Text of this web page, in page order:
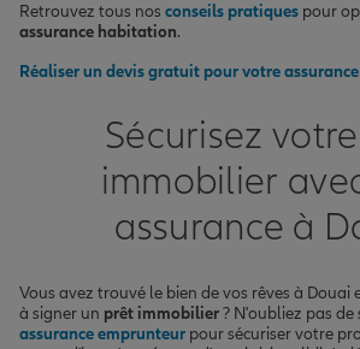
Retrouvez tous nos conseils pratiques pour
assurance habitation.
Réaliser un devis gratuit pour votre
Sécurisez
immobilier
assurance à
Vous avez trouvé le bien de vos rêves à Douai
à signer un prêt immobilier? N'oubliez pas de
assurance emprunteur pour sécuriser votre